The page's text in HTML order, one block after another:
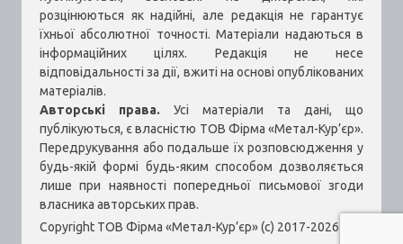
розцінюються як надійні, але редакція не гарантує
їхньої абсолютної точності. Матеріали надаються в
інформаційних цілях. Редакція не несе
відповідальності за дії, вжиті на основі опублікованих
матеріалів.
Авторські права. Усі матеріали та дані, що
публікуються, є власністю ТОВ Фірма «Метал-Кур’єр».
Передрукування або подальше їх розповсюдження у
будь-якій формі будь-яким способом дозволяється
лише при наявності попередньої письмової згоди
власника авторських прав.
Copyright ТОВ Фірма «Метал-Кур’єр» (c) 2017-2026